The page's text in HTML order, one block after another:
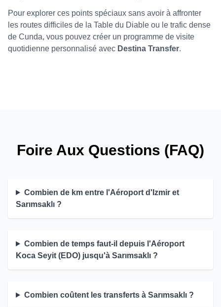
Pour explorer ces points spéciaux sans avoir à affronter
les routes difficiles de la Table du Diable ou le trafic dense
de Cunda, vous pouvez créer un programme de visite
quotidienne personnalisé avec Destina Transfer.
Foire Aux Questions (FAQ)
Combien de km entre l'Aéroport d'Izmir et
Sarımsaklı ?
Combien de temps faut-il depuis l'Aéroport
Koca Seyit (EDO) jusqu'à Sarımsaklı ?
Combien coûtent les transferts à Sarımsaklı ?